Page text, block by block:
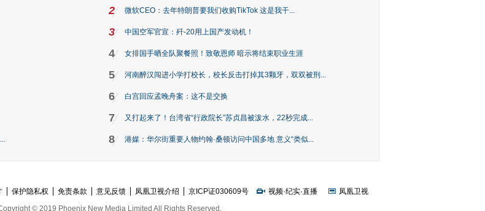
2 微软CEO：去年特朗普要我们收购TikTok 这是我干...
3 中国空军官宣：歼-20用上国产发动机！
4 女排国手晒全队聚餐照！致敬恩师 暗示将结束职业生涯
5 河南醉汉闯进小学打校长，校长反击打掉其3颗牙，双双被刑...
6 白宫回应孟晚舟案：这不是交换
7 又打起来了！台湾省“行政院长”苏贞昌被泼水，22秒完成...
8 港媒：华尔街重要人物约翰·桑顿访问中国多地 意义“类似...
保护隐私权 免责条款 意见反馈 凤凰卫视介绍 京ICP证030609号 视频·纪实·直播
凤凰卫视
© 2019 Phoenix New Media Limited All Rights Reserved.